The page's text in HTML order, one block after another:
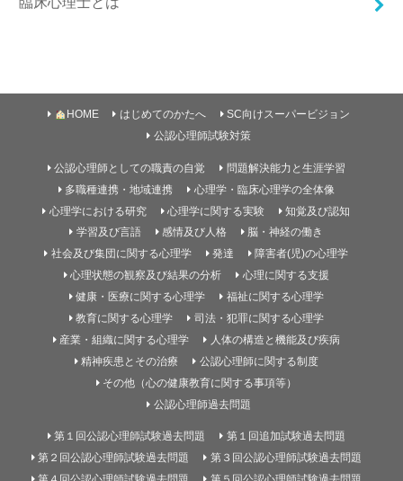
HOME はじめてのかたへ
SC向けスーパービジョン
公認心理師試験対策
公認心理師としての職責の自覚
問題解決能力と生涯学習
多職種連携・地域連携
心理学・臨床心理学の全体像
心理学における研究
心理学に関する実験
知覚及び認知
学習及び言語
感情及び人格
脳・神経の働き
社会及び集団に関する心理学
発達
障害者(児)の心理学
心理状態の観察及び結果の分析
心理に関する支援
健康・医療に関する心理学
福祉に関する心理学
教育に関する心理学
司法・犯罪に関する心理学
産業・組織に関する心理学
人体の構造と機能及び疾病
精神疾患とその治療
公認心理師に関する制度
その他（心の健康教育に関する事項等）
公認心理師過去問題
第１回公認心理師試験過去問題
第１回追加試験過去問題
第２回公認心理師試験過去問題
第３回公認心理師試験過去問題